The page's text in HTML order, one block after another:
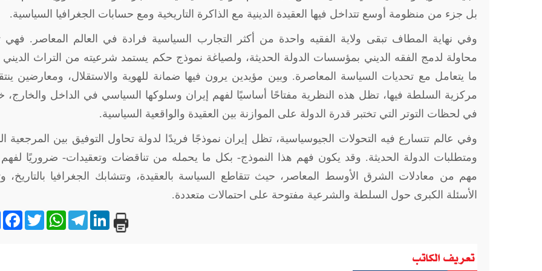
بل جزء من منظومة أوسع تتداخل فيها العقيدة الدينية مع الذاكرة التاريخية ومع حسابات الجغرافيا السياسية.
وفي نهاية المطاف تبقى ولاية الفقيه واحدة من أكثر التجارب السياسية فرادة في العالم المعاصر. فهي
محاولة لدمج الفقه الديني بمؤسسات الدولة الحديثة، ولصياغة نموذج حكم يستمد شرعيته من التراث الديني
ما يتعامل مع تحديات السياسة المعاصرة. وبين مؤيدين يرون فيها ضمانة للهوية والاستقلال، ومعارضين
مركزية السلطة فيها، تظل هذه النظرية مفتاحًا أساسيًا لفهم إيران وسلوكها السياسي في الداخل والخارج،
في لحظات التوتر التي تختبر قدرة الدولة على الموازنة بين العقيدة والواقعية السياسية.
وفي عالم تتسارع فيه التحولات الجيوسياسية، تظل إيران نموذجًا فريدًا لدولة تحاول التوفيق بين المرجعية
ومتطلبات الدولة الحديثة. وقد يكون فهم هذا النموذج- بكل ما يحمله من تناقضات وتعقيدات- ضروريًا
مهم من معادلات الشرق الأوسط المعاصر، حيث تتقاطع السياسة بالعقيدة، وتتشابك الجغرافيا بالتاريخ،
الأسئلة الكبرى حول السلطة والشرعية مفتوحة على احتمالات متعددة.
Twitter
WhatsApp
Telegram
LinkedIn
تعريف الكاتب